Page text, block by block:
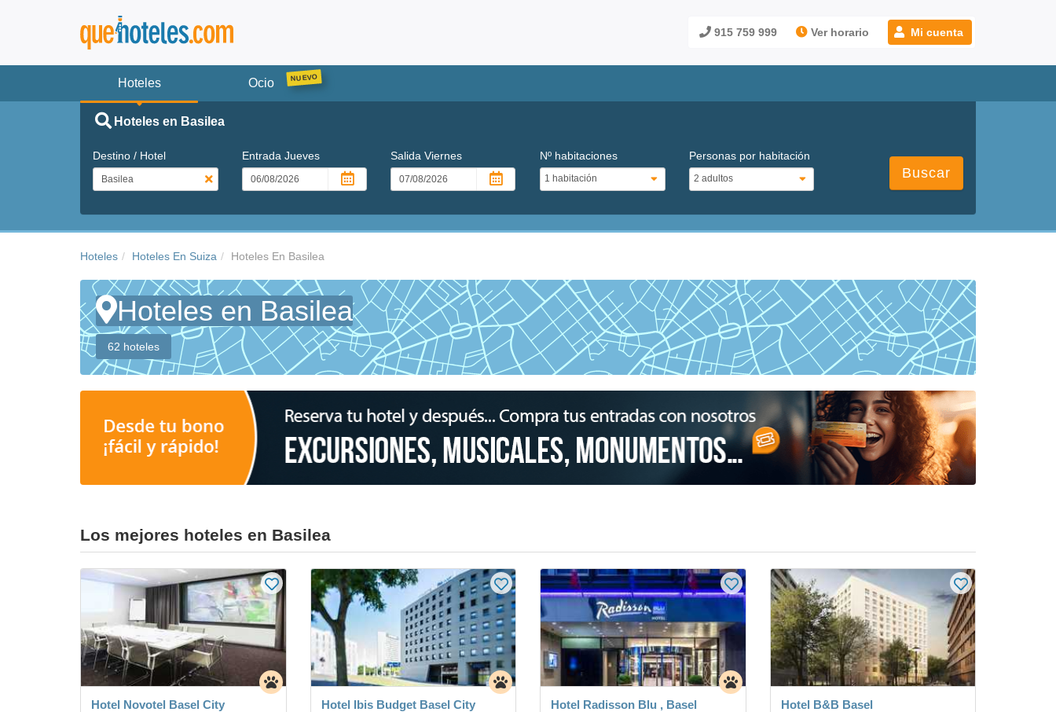
915 759 999 Ver horario Mi cuenta
Hoteles Ocio
Hoteles en Basilea
Destino / Hotel Entrada Jueves SalidaViernes Nº habitaciones Personas por habitación
Buscar
Hoteles Hoteles En Suiza Hoteles En Basilea
Hoteles en Basilea
62 hoteles
Los mejores hoteles en Basilea
Hotel Novotel Basel City Hotel Ibis Budget Basel City Hotel Radisson Blu , Basel Hotel B&B Basel